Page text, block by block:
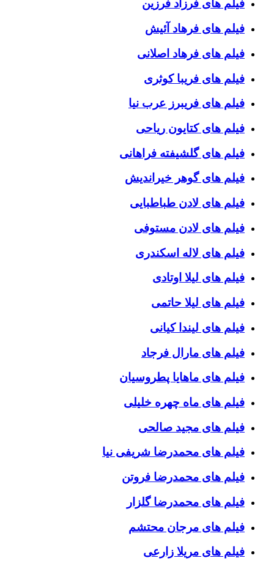
فیلم های فرزاد فرزین
فیلم های فرهاد آئیش
فیلم های فرهاد اصلانی
فیلم های فریبا کوثری
فیلم های فریبرز عرب نیا
فیلم های کتایون ریاحی
فیلم های گلشیفته فراهانی
فیلم های گوهر خیراندیش
فیلم های لادن طباطبایی
فیلم های لادن مستوفی
فیلم های لاله اسکندری
فیلم های لیلا اوتادی
فیلم های لیلا حاتمی
فیلم های لیندا کیانی
فیلم های مارال فرجاد
فیلم های ماهایا پطروسیان
فیلم های ماه چهره خلیلی
فیلم های مجید صالحی
فیلم های محمدرضا شریفی نیا
فیلم های محمدرضا فروتن
فیلم های محمدرضا گلزار
فیلم های مرجان محتشم
فیلم های مریلا زارعی